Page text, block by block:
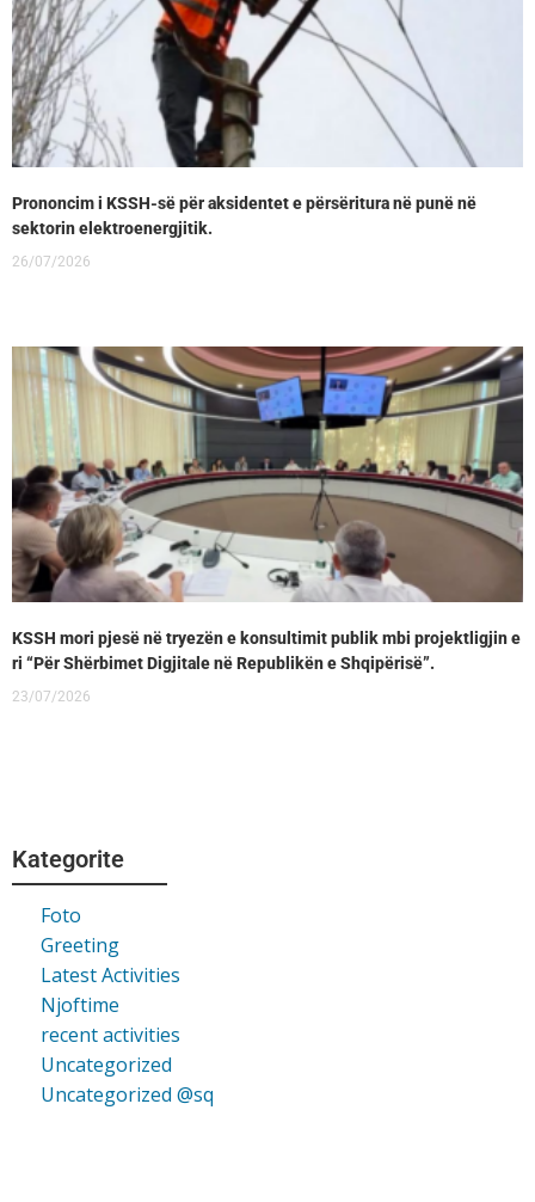
Prononcim i KSSH-së për aksidentet e përsëritura në punë në
sektorin elektroenergjitik.
26/07/2026
KSSH mori pjesë në tryezën e konsultimit publik mbi projektligjin e
ri “Për Shërbimet Digjitale në Republikën e Shqipërisë”.
23/07/2026
Kategorite
Foto
Greeting
Latest Activities
Njoftime
recent activities
Uncategorized
Uncategorized @sq